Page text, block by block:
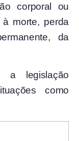
corporal ou
morte, perda
da
a legislação
como